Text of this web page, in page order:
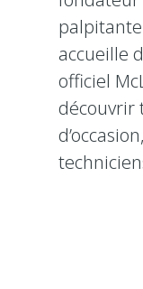
palpitante
accueille
officiel
découvrir